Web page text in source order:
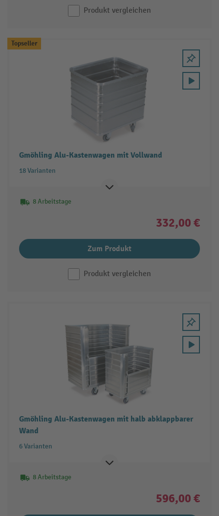
Produkt vergleichen
Topseller
Gmöhling Alu-Kastenwagen mit Vollwand
18 Varianten
8 Arbeitstage
332,00 €
Zum Produkt
Produkt vergleichen
Gmöhling Alu-Kastenwagen mit halb abklappbarer
Wand
6 Varianten
8 Arbeitstage
596,00 €